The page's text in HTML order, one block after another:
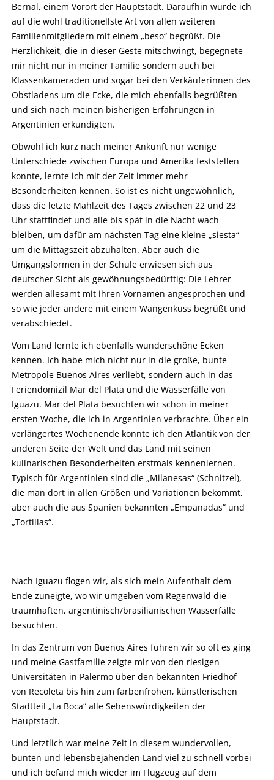
Bernal, einem Vorort der Hauptstadt. Daraufhin wurde ich
auf die wohl traditionellste Art von allen weiteren
Familienmitgliedern mit einem „beso“ begrüßt. Die
Herzlichkeit, die in dieser Geste mitschwingt, begegnete
mir nicht nur in meiner Familie sondern auch bei
Klassenkameraden und sogar bei den Verkäuferinnen des
Obstladens um die Ecke, die mich ebenfalls begrüßten
und sich nach meinen bisherigen Erfahrungen in
Argentinien erkundigten.
Obwohl ich kurz nach meiner Ankunft nur wenige
Unterschiede zwischen Europa und Amerika feststellen
konnte, lernte ich mit der Zeit immer mehr
Besonderheiten kennen. So ist es nicht ungewöhnlich,
dass die letzte Mahlzeit des Tages zwischen 22 und 23
Uhr stattfindet und alle bis spät in die Nacht wach
bleiben, um dafür am nächsten Tag eine kleine „siesta“
um die Mittagszeit abzuhalten. Aber auch die
Umgangsformen in der Schule erwiesen sich aus
deutscher Sicht als gewöhnungsbedürftig: Die Lehrer
werden allesamt mit ihren Vornamen angesprochen und
so wie jeder andere mit einem Wangenkuss begrüßt und
verabschiedet.
Vom Land lernte ich ebenfalls wunderschöne Ecken
kennen. Ich habe mich nicht nur in die große, bunte
Metropole Buenos Aires verliebt, sondern auch in das
Feriendomizil Mar del Plata und die Wasserfälle von
Iguazu. Mar del Plata besuchten wir schon in meiner
ersten Woche, die ich in Argentinien verbrachte. Über ein
verlängertes Wochenende konnte ich den Atlantik von der
anderen Seite der Welt und das Land mit seinen
kulinarischen Besonderheiten erstmals kennenlernen.
Typisch für Argentinien sind die „Milanesas“ (Schnitzel),
die man dort in allen Größen und Variationen bekommt,
aber auch die aus Spanien bekannten „Empanadas“ und
„Tortillas“.
Nach Iguazu flogen wir, als sich mein Aufenthalt dem
Ende zuneigte, wo wir umgeben vom Regenwald die
traumhaften, argentinisch/brasilianischen Wasserfälle
besuchten.
In das Zentrum von Buenos Aires fuhren wir so oft es ging
und meine Gastfamilie zeigte mir von den riesigen
Universitäten in Palermo über den bekannten Friedhof
von Recoleta bis hin zum farbenfrohen, künstlerischen
Stadtteil „La Boca“ alle Sehenswürdigkeiten der
Hauptstadt.
Und letztlich war meine Zeit in diesem wundervollen,
bunten und lebensbejahenden Land viel zu schnell vorbei
und ich befand mich wieder im Flugzeug auf dem